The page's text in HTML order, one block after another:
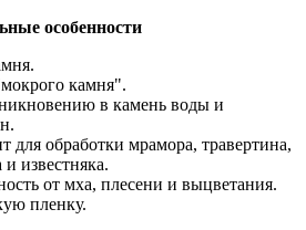
особенности
камня".
в камень воды и
для обработки мрамора, травертина,
известняка.
от мха, плесени и выцветания.
пленку.